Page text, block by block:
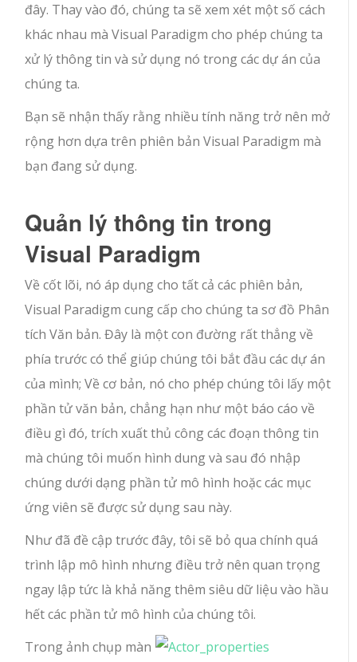
đây. Thay vào đó, chúng ta sẽ xem xét một số cách
khác nhau mà Visual Paradigm cho phép chúng ta
xử lý thông tin và sử dụng nó trong các dự án của
chúng ta.
Bạn sẽ nhận thấy rằng nhiều tính năng trở nên mở
rộng hơn dựa trên phiên bản Visual Paradigm mà
bạn đang sử dụng.
Quản lý thông tin trong
Visual Paradigm
Về cốt lõi, nó áp dụng cho tất cả các phiên bản,
Visual Paradigm cung cấp cho chúng ta sơ đồ Phân
tích Văn bản. Đây là một con đường rất thẳng về
phía trước có thể giúp chúng tôi bắt đầu các dự án
của mình; Về cơ bản, nó cho phép chúng tôi lấy một
phần tử văn bản, chẳng hạn như một báo cáo về
điều gì đó, trích xuất thủ công các đoạn thông tin
mà chúng tôi muốn hình dung và sau đó nhập
chúng dưới dạng phần tử mô hình hoặc các mục
ứng viên sẽ được sử dụng sau này.
Như đã đề cập trước đây, tôi sẽ bỏ qua chính quá
trình lập mô hình nhưng điều trở nên quan trọng
ngay lập tức là khả năng thêm siêu dữ liệu vào hầu
hết các phần tử mô hình của chúng tôi.
Trong ảnh chụp màn